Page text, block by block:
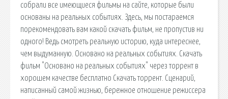
собрали все имеющиеся фильмы на сайте, которые были
основаны на реальных событиях. Здесь, мы постараемся
порекомендовать вам какой скачать фильм, не пропустив ни
одного! Ведь смотреть реальную историю, куда интереснее,
чем выдуманную. Основано на реальных событиях. Скачать
фильм "Основано на реальных событиях" через торрент в
хорошем качестве бесплатно Скачать торрент. Сценарий,
написанный самой жизнью, бережное отношение режиссера